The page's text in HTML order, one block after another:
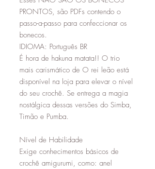
PRONTOS, são PDFs contendo o
passo-a-passo para confeccionar os
bonecos.
IDIOMA: Português BR
É hora de hakuna matata!! O trio
mais carismático de O rei leão está
disponível na loja para elevar o nível
do seu crochê. Se entrega a magia
nostálgica dessas versões do Simba,
Timão e Pumba.
Nível de Habilidade
Exige conhecimentos básicos de
crochê amigurumi, como: anel